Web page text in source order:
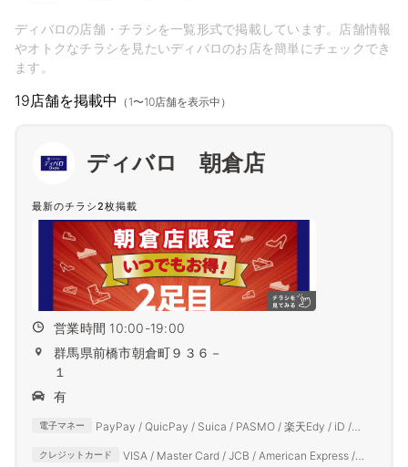
ディバロの店舗・チラシを一覧形式で掲載しています。店舗情報
やオトクなチラシを見たいディバロのお店を簡単にチェックでき
ます。
19店舗を掲載中 （1〜10店舗を表示中）
ディバロ 朝倉店
最新のチラシ2枚掲載
営業時間 10:00-19:00
群馬県前橋市朝倉町９３６－
１
有
電子マネー
PayPay / QuicPay / Suica / PASMO / 楽天Edy / iD /
クレジットカード
VISA / Master Card / JCB / American Express /